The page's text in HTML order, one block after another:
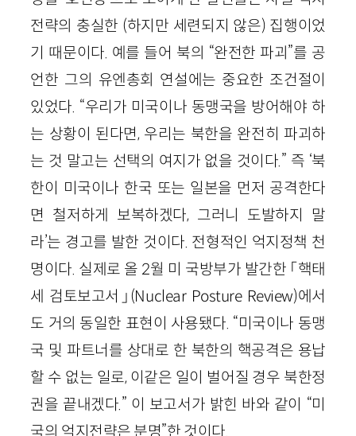
전략의 충실한 (하지만 세련되지 않은) 집행이었
기 때문이다. 예를 들어 북의 “완전한 파괴”를 공
언한 그의 유엔총회 연설에는 중요한 조건절이
있었다. “우리가 미국이나 동맹국을 방어해야 하
는 상황이 된다면, 우리는 북한을 완전히 파괴하
는 것 말고는 선택의 여지가 없을 것이다.” 즉 ‘북
한이 미국이나 한국 또는 일본을 먼저 공격한다
면 철저하게 보복하겠다, 그러니 도발하지 말
라’는 경고를 발한 것이다. 전형적인 억지정책 천
명이다. 실제로 올 2월 미 국방부가 발간한 「핵태
세 검토보고서」(Nuclear Posture Review)에서
도 거의 동일한 표현이 사용됐다. “미국이나 동맹
국 및 파트너를 상대로 한 북한의 핵공격은 용납
할 수 없는 일로, 이같은 일이 벌어질 경우 북한정
권을 끝내겠다.” 이 보고서가 밝힌 바와 같이 “미
국의 억지전략은 분명”한 것이다.